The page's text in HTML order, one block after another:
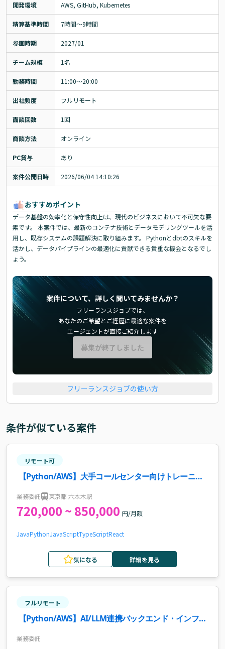
開発環境 AWS, GitHub, Kubernetes
精算基準時間 7時間〜9時間
参画時期 2027/01
チーム規模 1名
勤務時間 11:00～20:00
出社頻度 フルリモート
面談回数 1回
商談方法 オンライン
PC貸与 あり
案件公開日時 2026/06/04 14:10:26
おすすめポイント
データ基盤の効率化と保守性向上は、現代のビジネスにおいて不可欠な要
素です。 本案件では、最新のコンテナ技術とデータモデリングツールを活
用し、既存システムの課題解決に取り組みます。 Pythonとdbtのスキルを
活かし、データパイプラインの最適化に貢献できる貴重な機会となるでし
ょう。
案件について、詳しく聞いてみませんか？
フリーランスジョブでは、
あなたのご希望とご経歴に最適な案件を
エージェントが直接ご紹介します
募集が終了しました
フリーランスジョブの使い方
条件が似ている案件
リモート可
【Python/AWS】大手コールセンター向けトレーニン
業務委託 東京都 六本木駅
720,000 ~ 850,000 円/月額
JavaPythonJavaScriptTypeScriptReact
気になる 詳細を見る
フルリモート
【Python/AWS】AI/LLM連携バックエンド・インフラ
業務委託